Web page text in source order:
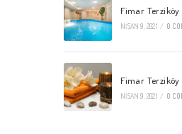
Fimar
NISAN 9, 2021 / 0
Fimar Terziköy
NISAN 9, 2021 / 0